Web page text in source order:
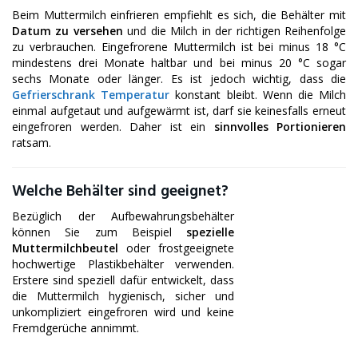
Beim Muttermilch einfrieren empfiehlt es sich, die Behälter mit
Datum zu versehen und die Milch in der richtigen Reihenfolge
zu verbrauchen. Eingefrorene Muttermilch ist bei minus 18 °C
mindestens drei Monate haltbar und bei minus 20 °C sogar
sechs Monate oder länger. Es ist jedoch wichtig, dass die
Gefrierschrank Temperatur konstant bleibt. Wenn die Milch
einmal aufgetaut und aufgewärmt ist, darf sie keinesfalls erneut
eingefroren werden. Daher ist ein sinnvolles Portionieren
ratsam.
Welche Behälter sind geeignet?
Bezüglich der Aufbewahrungsbehälter
können Sie zum Beispiel spezielle
Muttermilchbeutel oder frostgeeignete
hochwertige Plastikbehälter verwenden.
Erstere sind speziell dafür entwickelt, dass
die Muttermilch hygienisch, sicher und
unkompliziert eingefroren wird und keine
Fremdgerüche annimmt.